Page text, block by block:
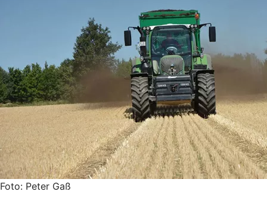
Foto: Peter Gaß